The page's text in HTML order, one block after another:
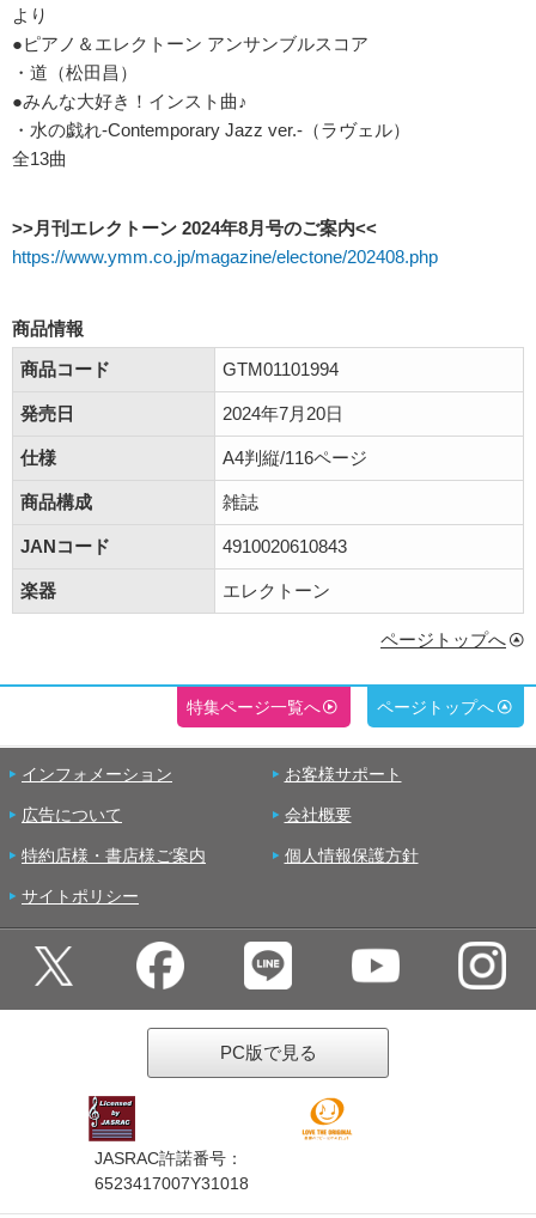
より
●ピアノ＆エレクトーン アンサンブルスコア
・道（松田昌）
●みんな大好き！インスト曲♪
・水の戯れ-Contemporary Jazz ver.-（ラヴェル）
全13曲
>>月刊エレクトーン 2024年8月号のご案内<<
https://www.ymm.co.jp/magazine/electone/202408.php
商品情報
商品コード
GTM01101994
発売日 2024年7月20日
仕様 A4判縦/116ページ
商品構成 雑誌
JANコード 4910020610843
楽器 エレクトーン
ページトップへ
特集ページ一覧へ ページトップへ
インフォメーション お客様サポート
広告について 会社概要
特約店様・書店様ご案内 個人情報保護方針
サイトポリシー
PC版で見る
JASRAC許諾番号：
6523417007Y31018